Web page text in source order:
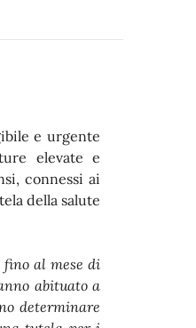
e urgente
elevate e
connessi ai
della salute
fino al mese di
abituato a
determinare